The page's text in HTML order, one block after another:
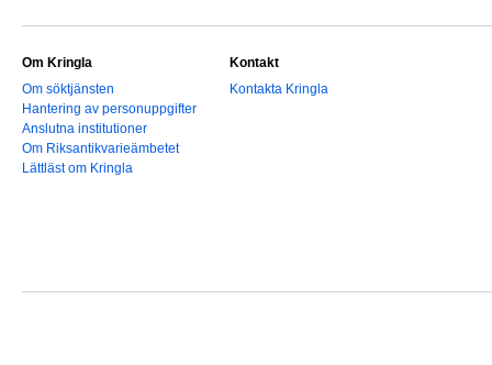
Om Kringla
Om söktjänsten
Hantering av personuppgifter
Anslutna institutioner
Om Riksantikvarieämbetet
Lättläst om Kringla
Kontakt
Kontakta Kringla